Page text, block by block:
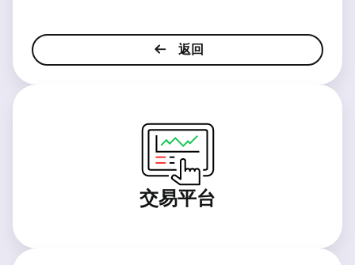
返回
交易平台